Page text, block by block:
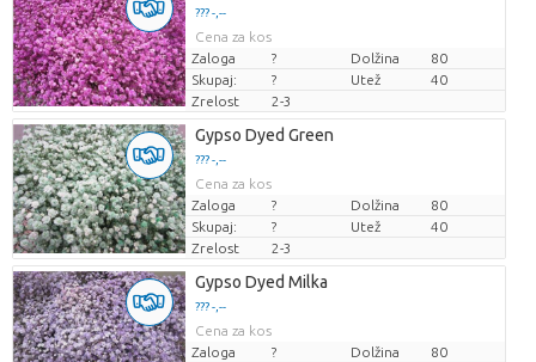
??? -,--
Cena za kos
Zaloga
? Dolžina
80
Skupaj:
? Utež
40
Zrelost
2-3
Gypso Dyed Green
??? -,--
Cena za kos
Zaloga
? Dolžina
80
Skupaj:
? Utež
40
Zrelost
2-3
Gypso Dyed Milka
??? -,--
Cena za kos
Zaloga
? Dolžina
80